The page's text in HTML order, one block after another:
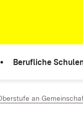
Berufliche
an